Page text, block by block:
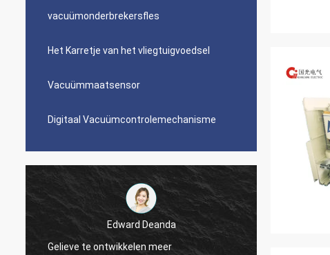
vacuümonderbrekersfles
Het Karretje van het vliegtuigvoedsel
Vacuümmaatsensor
Digitaal Vacuümcontrolemechanisme
Edward Deanda
Gelieve te ontwikkelen meer